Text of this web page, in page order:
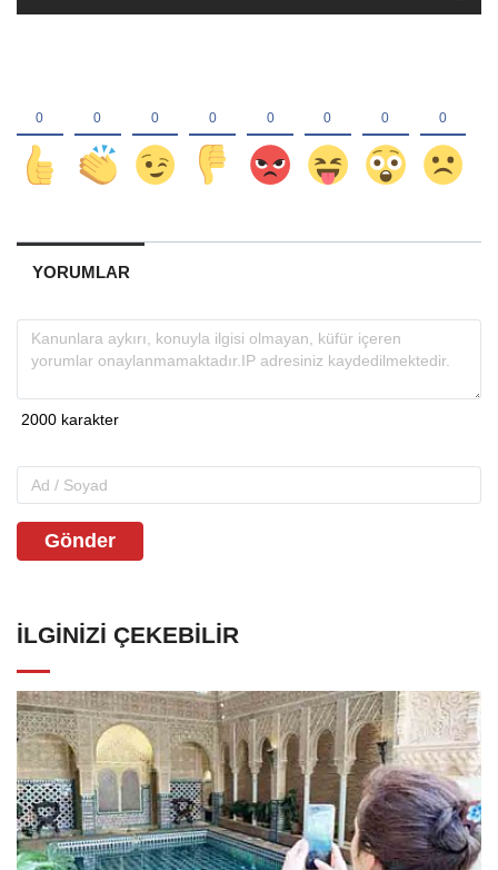
YORUMLAR
Gönder
İLGINIZI ÇEKEBILIR